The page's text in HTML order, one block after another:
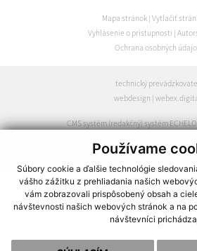
Používame
Súbory cookie a ďalšie technológie
vášho zážitku z prehliadania našich
vám zobrazovali prispôsobený obsah a
návštevnosti našich webových stránok a na
návštevníci
Mapa stránok Vytlačiť
Vyhlásenie o prístupnosti
Ochrana osobných
technický
webdesign
CMS systém (redakčný) systém
spoločnosť